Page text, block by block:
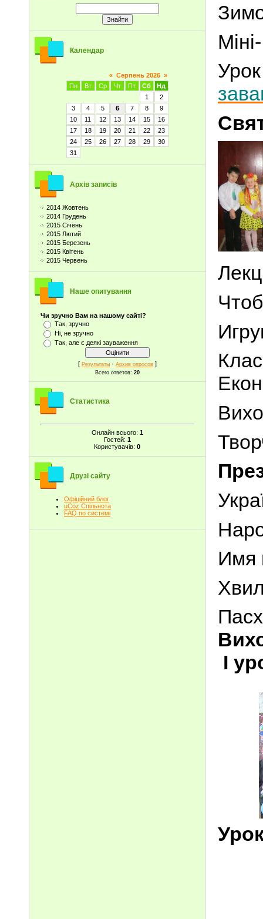
Календар
« Серпень 2026 »
Пн
Вт Ср Чт Пт Сб
Нд
1
2
3
4 5 6 7 8
9
10
11 12 13 14 15
16
17
18 19 20 21 22
23
24
25 26 27 28 29
30
31
Архів записів
2014 Жовтень
2014 Грудень
2015 Січень
2015 Лютий
2015 Березень
2015 Квітень
2015 Червень
Наше опитування
Чи зручно Вам на нашому сайті?
Так, зручно
Ні, не зручно
Так, але є деякі зауваження
[ Результаты · Архив опросов ]
Всего ответов: 20
Статистика
Онлайн всього: 1
Гостей: 1
Користувачів:0
Друзі сайту
Офіційний блог
uCoz Спільнота
FAQ по системі
Имя
І